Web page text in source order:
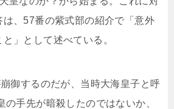
、57番の紫式部の紹介で「意外
」として述べている。
御するのだが、当時大海皇子と呼
の手先が暗殺したのではないか、